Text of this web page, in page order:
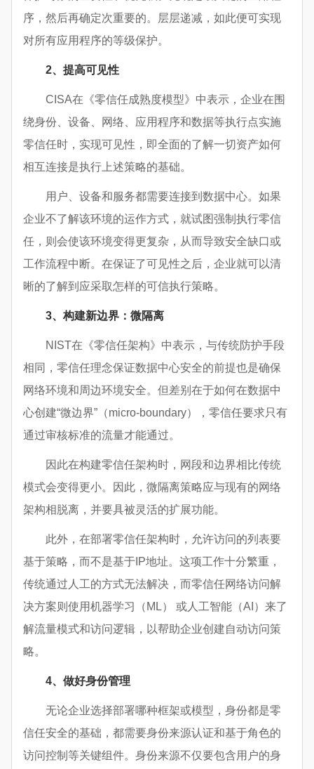
序，然后再确定次重要的。层层递减，如此便可实现
对所有应用程序的等级保护。
2、提高可见性
CISA在《零信任成熟度模型》中表示，企业在围
绕身份、设备、网络、应用程序和数据等执行点实施
零信任时，实现可见性，即全面的了解一切资产如何
相互连接是执行上述策略的基础。
用户、设备和服务都需要连接到数据中心。如果
企业不了解该环境的运作方式，就试图强制执行零信
任，则会使该环境变得更复杂，从而导致安全缺口或
工作流程中断。在保证了可见性之后，企业就可以清
晰的了解到应采取怎样的可信执行策略。
3、构建新边界：微隔离
NIST在《零信任架构》中表示，与传统防护手段
相同，零信任理念保证数据中心安全的前提也是确保
网络环境和周边环境安全。但差别在于如何在数据中
心创建“微边界”（micro-boundary），零信任要求只有
通过审核标准的流量才能通过。
因此在构建零信任架构时，网段和边界相比传统
模式会变得更小。因此，微隔离策略应与现有的网络
架构相脱离，并要具被灵活的扩展功能。
此外，在部署零信任架构时，允许访问的列表要
基于策略，而不是基于IP地址。这项工作十分繁重，
传统通过人工的方式无法解决，而零信任网络访问解
决方案则使用机器学习（ML） 或人工智能（AI）来了
解流量模式和访问逻辑，以帮助企业创建自动访问策
略。
4、做好身份管理
无论企业选择部署哪种框架或模型，身份都是零
信任安全的基础，都需要身份来源认证和基于角色的
访问控制等关键组件。身份来源不仅要包含用户的身